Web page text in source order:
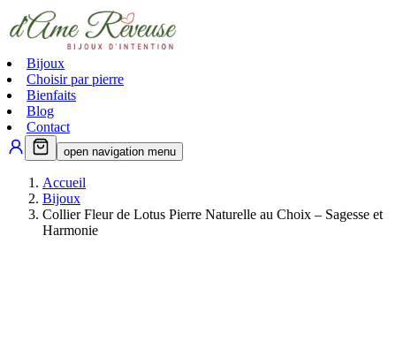
Bijoux
Choisir par pierre
Bienfaits
Blog
Contact
open navigation menu
Accueil
Bijoux
Collier Fleur de Lotus Pierre Naturelle au Choix – Sagesse et
Harmonie